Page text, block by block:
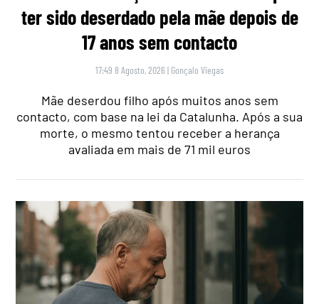
ter sido deserdado pela mãe depois de
17 anos sem contacto
17:49 8 Agosto, 2026 | Gonçalo Viegas
Mãe deserdou filho após muitos anos sem
contacto, com base na lei da Catalunha. Após a sua
morte, o mesmo tentou receber a herança
avaliada em mais de 71 mil euros